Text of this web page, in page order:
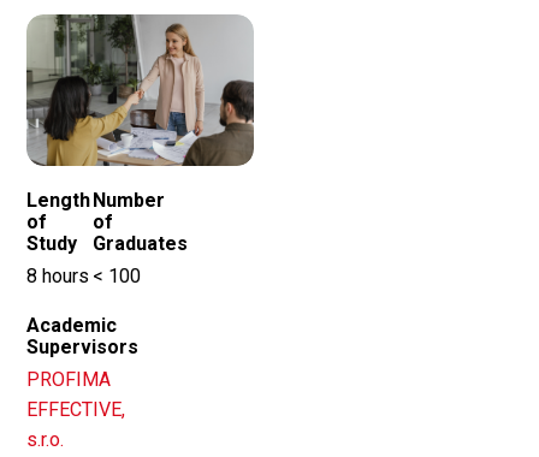
Length
of
Study
8 hours
Number
of
Graduates
< 100
Academic
Supervisors
PROFIMA
EFFECTIVE,
s.r.o.